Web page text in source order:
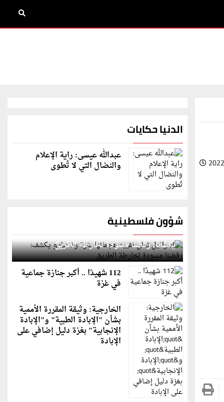
الدنيا حكايات
عبدالله عيسى: راية الإعلام
والنضال التي لا تُطوى
شؤون فلسطينية
إسرائيل تعلن تقييد هجماتها بغزة ونتنياهو
يكشف: رفضنا مسودة لخارطة الطريق
112 شهيدًا .. أكبر جنازة جماعية
في غزة
الخارجية: وثيقة المقررة الأممية
بشأن "الإبادة الطبية" و"الإبادة
الإنجابية" بغزة دليل إضافي على
الإبادة